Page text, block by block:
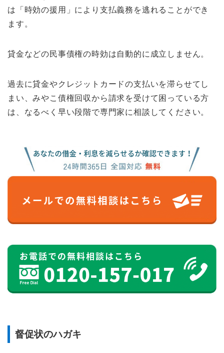
は「時効の援用」により支払義務を逃れることができ
ます。
貸金などの民事債権の時効は自動的に成立しません。
過去に貸金やクレジットカードの支払いを滞らせてし
まい、みやこ債権回収から請求を受けて困っている方
は、なるべく早い段階で専門家に相談してください。
督促状のハガキ